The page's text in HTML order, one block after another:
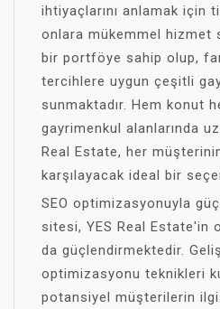
ihtiyaçlarını anlamak için
onlara mükemmel hizmet
bir portföye sahip olup,
tercihlere uygun çeşitli
sunmaktadır. Hem konut
gayrimenkul alanlarında
Real Estate, her
karşılayacak ideal bir
SEO optimizasyonuyla
sitesi, YES Real Estate'in
da güçlendirmektedir.
optimizasyonu teknikleri
potansiyel müşterilerin